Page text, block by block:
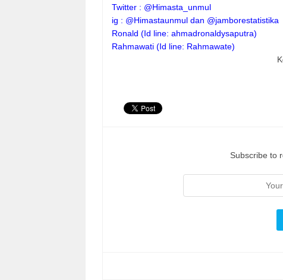
Twitter : @Himasta_unmul
ig : @Himastaunmul dan @jamborestatistika
Ronald (Id line: ahmadronaldysaputra)
Rahmawati (Id line: Rahmawate)
Subscribe to